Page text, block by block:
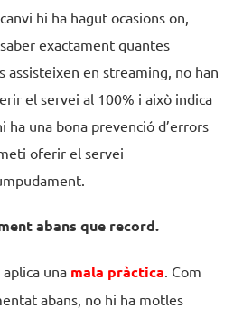
hi ha hagut ocasions on,
exactament quantes
assisteixen en streaming, no han
el servei al 100% i això indica
ha una bona prevenció d’errors
oferir el servei
abans que record.
una mala pràctica . Com
abans, no hi ha motles